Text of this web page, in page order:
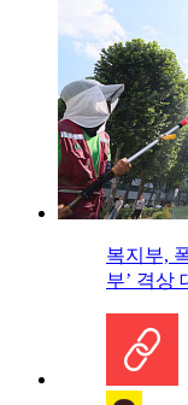
복지부,
부’ 격상